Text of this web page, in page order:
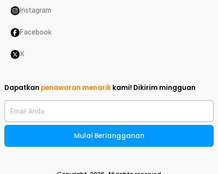
Instagram
Facebook
X
Dapatkan penawaran menarik kami! Dikirim mingguan
Email Anda
Mulai Berlangganan